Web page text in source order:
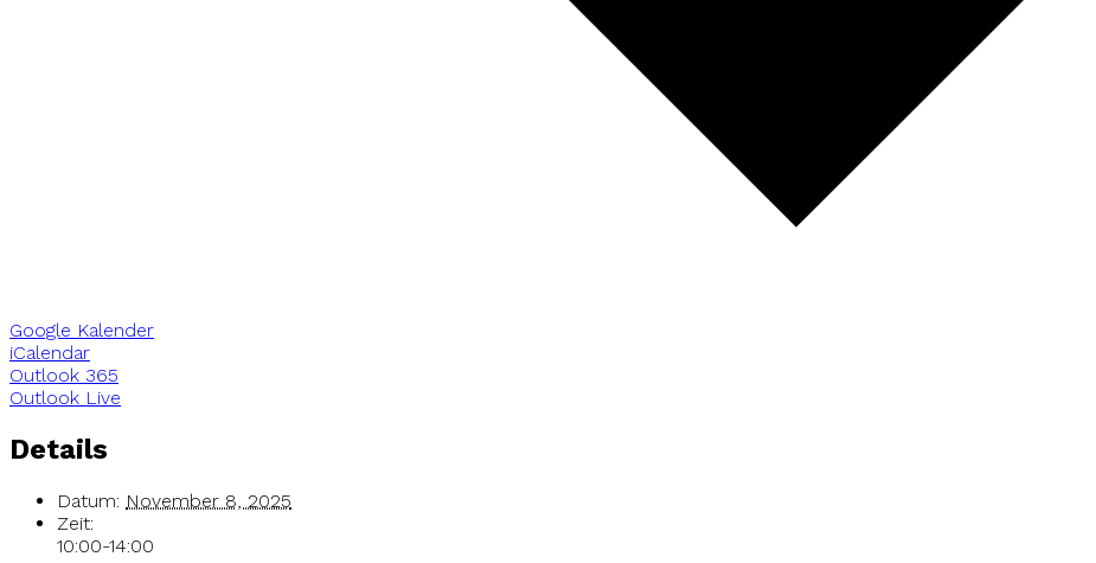
Google Kalender
iCalendar
Outlook 365
Outlook Live
Details
Datum: November 8, 2025
Zeit:
10:00-14:00